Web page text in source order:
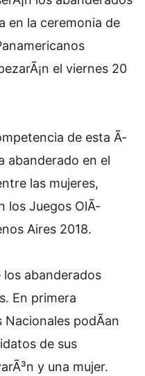
en la ceremonia de
el viernes 20
de esta Ã­
abanderado en el
las mujeres,
los Juegos OlÃ­
Aires 2018.
los abanderados
En primera
Nacionales podÃ­an
de sus
y una mujer.